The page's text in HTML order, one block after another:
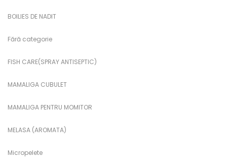
BOILIES DE NADIT
Fără categorie
FISH CARE(SPRAY ANTISEPTIC)
MAMALIGA CUBULET
MAMALIGA PENTRU MOMITOR
MELASA (AROMATA)
Micropelete